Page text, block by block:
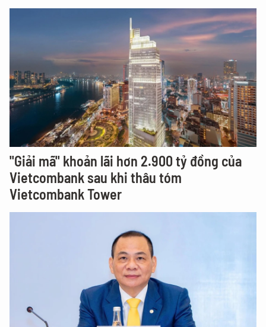
"Giải mã" khoản lãi hơn 2.900 tỷ đồng của
Vietcombank sau khi thâu tóm
Vietcombank Tower